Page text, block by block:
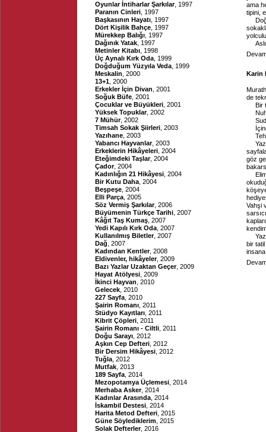
Oyunlar İntiharlar Şarkılar, 1997
Paranın Cinleri , 1997
Başkasının Hayatı , 1997
Dört Kişilik Bahçe , 1997
Mürekkep Balığı , 1997
Dağınık Yatak , 1997
Metinler Kitabı , 1998
Üç Aynalı Kırk Oda , 1999
Doğduğum Yüzyıla Veda , 1999
Meskalin , 2000
13+1 , 2000
Erkekler İçin Divan , 2001
Soğuk Büfe , 2001
Çocuklar ve Büyükleri , 2001
Yüksek Topuklar, 2002
7 Mühür, 2002
Timsah Sokak Şiirleri , 2003
Yazıhane , 2003
Yabancı Hayvanlar, 2003
Erkeklerin Hikâyeleri , 2004
Eteğimdeki Taşlar, 2004
Çador, 2004
Kadınlığın 21 Hikâyesi , 2004
Bir Kutu Daha , 2004
Beşpeşe , 2004
Elli Parça , 2005
Söz Vermiş Şarkılar, 2006
Büyümenin Türkçe Tarihi , 2007
Kâğıt Taş Kumaş , 2007
Yedi Kapılı Kırk Oda , 2007
Kullanılmış Biletler, 2007
Dağ , 2007
Kadından Kentler, 2008
Eldivenler, hikâyeler, 2009
Bazı Yazlar Uzaktan Geçer, 2009
Hayat Atölyesi , 2009
İkinci Hayvan , 2010
Gelecek , 2010
227 Sayfa , 2010
Şairin Romanı , 2011
Stüdyo Kayıtları , 2011
Kibrit Çöpleri , 2011
Şairin Romanı - Ciltli , 2011
Doğu Sarayı , 2012
Aşkın Cep Defteri , 2012
Bir Dersim Hikâyesi , 2012
Tuğla , 2012
Mutfak , 2013
189 Sayfa , 2014
Mezopotamya Üçlemesi , 2014
Merhaba Asker, 2014
Kadınlar Arasında , 2014
İskambil Destesi , 2014
Harita Metod Defteri , 2015
Güne Söylediklerim , 2015
Solak Defterler, 2016
ama
tipini,
Karin
de
Bir
göz
Vahşi
bir
insana